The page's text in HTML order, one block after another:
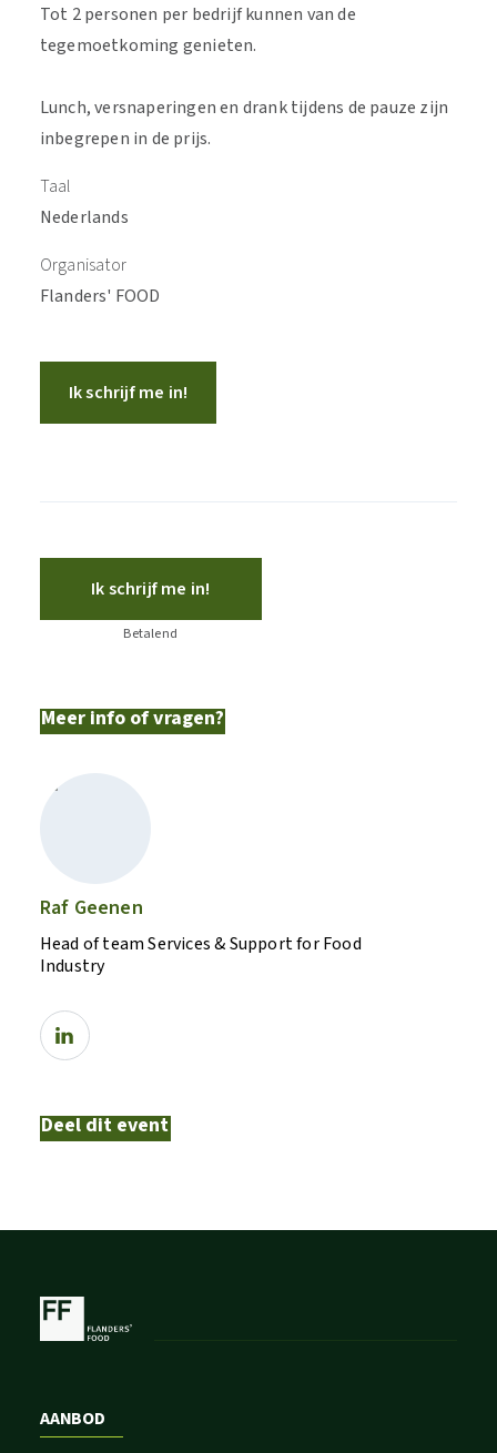
Tot 2 personen per bedrijf kunnen van de
tegemoetkoming genieten.
Lunch, versnaperingen en drank tijdens de pauze zijn
inbegrepen in de prijs.
Taal
Nederlands
Organisator
Flanders' FOOD
Ik schrijf me in!
Ik schrijf me in!
Betalend
Meer info of vragen?
Raf Geenen
Head of team Services & Support for Food
Industry
Deel dit event
AANBOD